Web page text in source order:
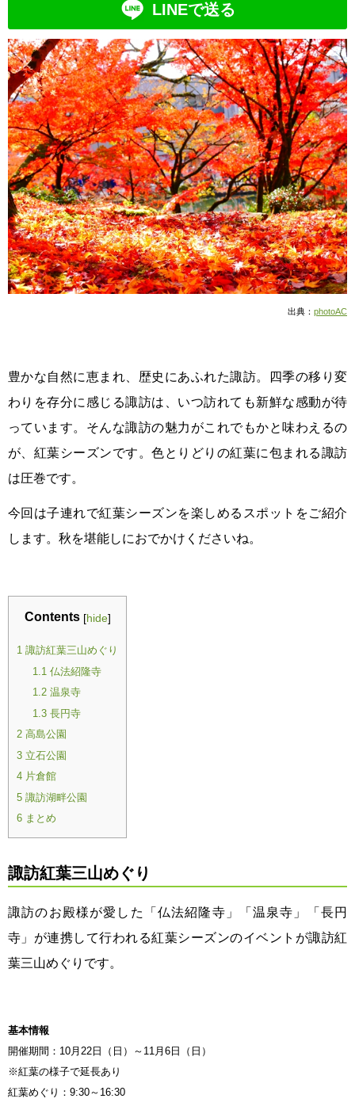
LINEで送る
出典： photoAC
豊かな自然に恵まれ、歴史にあふれた諏訪。四季の移り変
わりを存分に感じる諏訪は、いつ訪れても新鮮な感動が待
っています。そんな諏訪の魅力がこれでもかと味わえるの
が、紅葉シーズンです。色とりどりの紅葉に包まれる諏訪
は圧巻です。
今回は子連れで紅葉シーズンを楽しめるスポットをご紹介
します。秋を堪能しにおでかけくださいね。
Contents [hide]
1 諏訪紅葉三山めぐり
1.1 仏法紹隆寺
1.2温泉寺
1.3長円寺
2 高島公園
3 立石公園
4 片倉館
5 諏訪湖畔公園
6 まとめ
諏訪紅葉三山めぐり
諏訪のお殿様が愛した「仏法紹隆寺」「温泉寺」「長円
寺」が連携して行われる紅葉シーズンのイベントが諏訪紅
葉三山めぐりです。
基本情報
開催期間：10月22日（日）～11月6日（日）
※紅葉の様子で延長あり
紅葉めぐり：9:30～16:30